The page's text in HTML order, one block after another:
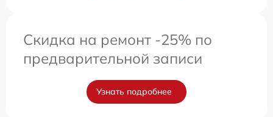
Скидка на ремонт -25% по
предварительной записи
Узнать подробнее